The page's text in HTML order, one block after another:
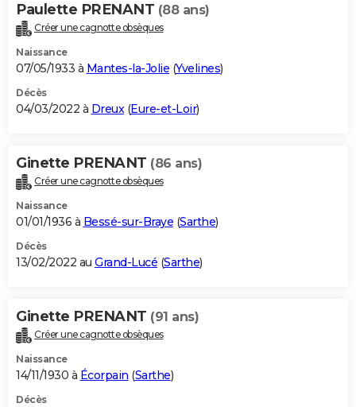
Paulette PRENANT (88 ans)
Créer une cagnotte obsèques
Naissance
07/05/1933 à Mantes-la-Jolie (Yvelines)
Décès
04/03/2022 à Dreux(Eure-et-Loir)
Ginette PRENANT (86 ans)
Créer une cagnotte obsèques
Naissance
01/01/1936 à Bessé-sur-Braye (Sarthe)
Décès
13/02/2022 au Grand-Lucé (Sarthe)
Ginette PRENANT (91 ans)
Créer une cagnotte obsèques
Naissance
14/11/1930 à Écorpain (Sarthe)
Décès